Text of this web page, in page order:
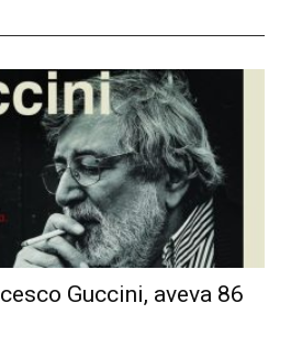
Guccini, aveva 86